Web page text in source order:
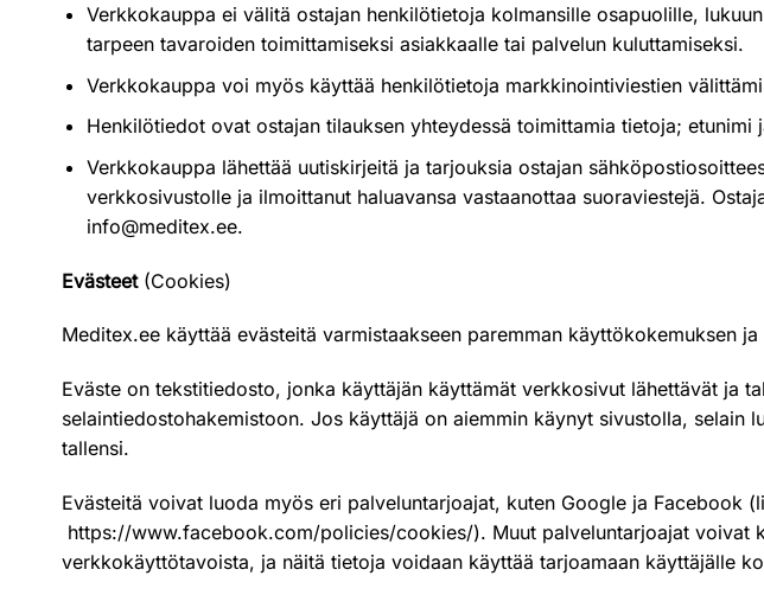
Verkkokauppa ei välitä ostajan henkilötietoja kolmansille osapuolille,
tarpeen tavaroiden toimittamiseksi asiakkaalle tai palvelun kuluttamiseksi.
Verkkokauppa voi myös käyttää henkilötietoja markkinointiviestien
Henkilötiedot ovat ostajan tilauksen yhteydessä toimittamia tietoja;
Verkkokauppa lähettää uutiskirjeitä ja tarjouksia ostajan
verkkosivustolle ja ilmoittanut haluavansa vastaanottaa suoraviestejä.
info@meditex.ee.
Evästeet (Cookies)
Meditex.ee käyttää evästeitä varmistaakseen paremman käyttökokemuksen
Eväste on tekstitiedosto, jonka käyttäjän käyttämät verkkosivut lähettävät ja
selaintiedostohakemistoon. Jos käyttäjä on aiemmin käynyt sivustolla,
tallensi.
Evästeitä voivat luoda myös eri palveluntarjoajat, kuten Google ja Facebook
https://www.facebook.com/policies/cookies/). Muut palveluntarjoajat voivat
verkkokäyttötavoista, ja näitä tietoja voidaan käyttää tarjoamaan käyttäjälle